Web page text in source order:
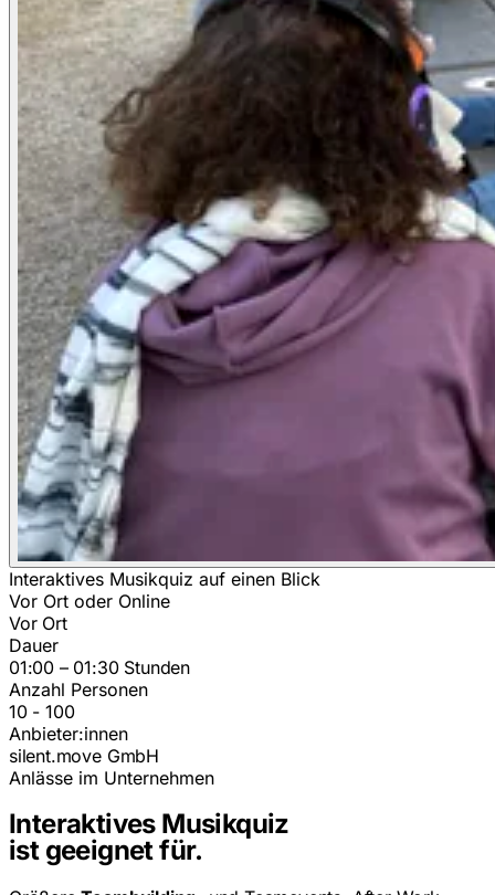
Interaktives Musikquiz auf einen Blick
Vor Ort oder Online
Vor Ort
Dauer
01:00 – 01:30 Stunden
Anzahl Personen
10 - 100
Anbieter:innen
silent.move GmbH
Anlässe im Unternehmen
Interaktives Musikquiz
ist geeignet für.